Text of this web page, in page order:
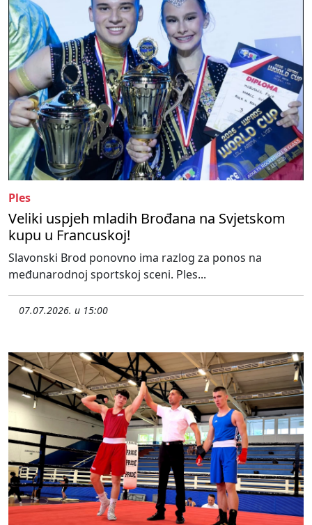
Ples
Veliki uspjeh mladih Brođana na Svjetskom
kupu u Francuskoj!
Slavonski Brod ponovno ima razlog za ponos na
međunarodnoj sportskoj sceni. Ples...
07.07.2026. u 15:00